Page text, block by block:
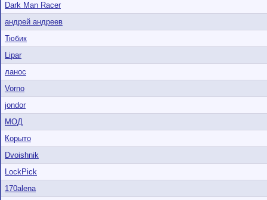
Dark Man Racer
андрей андреев
Тюбик
Lipar
ланос
Vorno
jondor
МОД
Корыто
Dvoishnik
LockPick
170alena